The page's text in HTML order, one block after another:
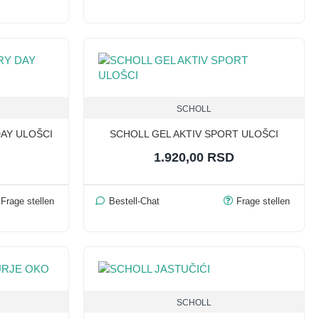
ULOŠCI
Frage stellen
SCHOLL
SCHOLL GEL AKTIV SPORT ULOŠCI
1.920,00 RSD
Bestell-Chat Frage stellen
SCHOLL